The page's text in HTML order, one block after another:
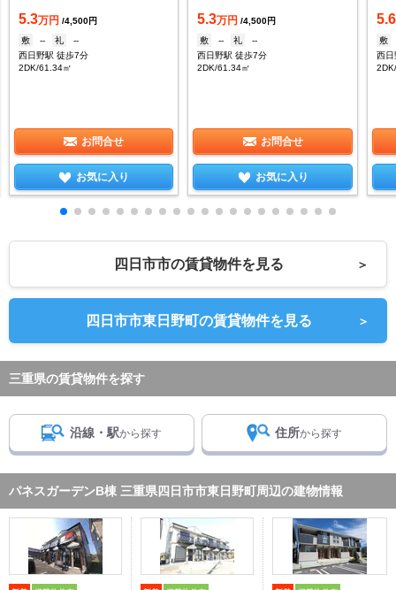
5.3万円 /4,500円
敷
-- 礼
--
西日野駅 徒歩7分
2DK/61.34㎡
お問合せ
お気に入り
5.3万円 /4,500円
敷
-- 礼
--
西日野駅 徒歩7分
2DK/61.34㎡
お問合せ
お気に入り
5.6
敷
西日
四日市市の賃貸物件を見る ＞
四日市市東日野町の賃貸物件を見る ＞
三重県の賃貸物件を探す
沿線・駅から探す 住所から探す
パネスガーデンB棟 三重県四日市市東日野町周辺の建物情報